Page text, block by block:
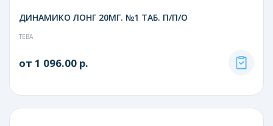
ДИНАМИКО ЛОНГ 20МГ. №1 ТАБ. П/П/О
ТЕВА
от 1 096.00 р.